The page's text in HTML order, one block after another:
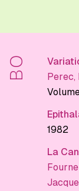
BO
Perec,
1982
La